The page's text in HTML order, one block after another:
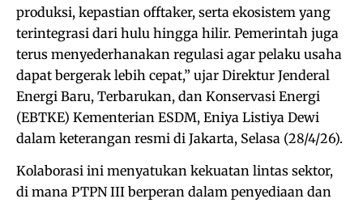
produksi, kepastian offtaker, serta ekosistem yang
terintegrasi dari hulu hingga hilir. Pemerintah juga
terus menyederhanakan regulasi agar pelaku usaha
dapat bergerak lebih cepat,” ujar Direktur Jenderal
Energi Baru, Terbarukan, dan Konservasi Energi
(EBTKE) Kementerian ESDM, Eniya Listiya Dewi
dalam keterangan resmi di Jakarta, Selasa (28/4/26).
Kolaborasi ini menyatukan kekuatan lintas sektor,
di mana PTPN III berperan dalam penyediaan dan